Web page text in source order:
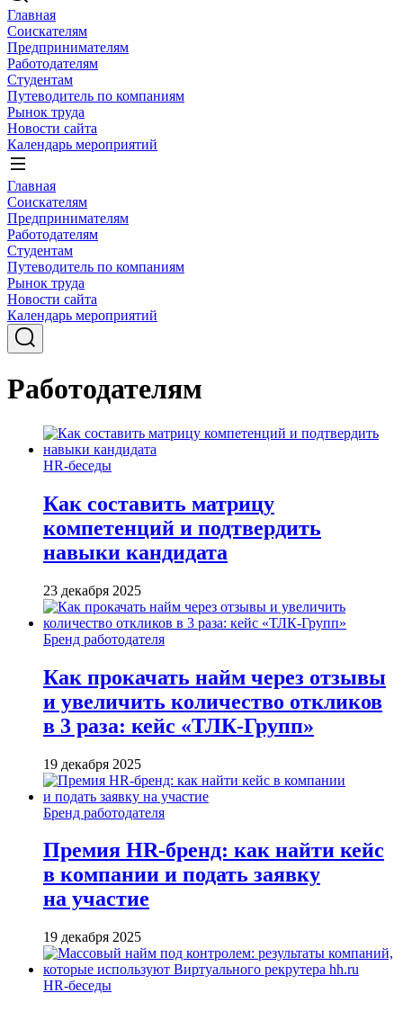
Главная
Соискателям
Предпринимателям
Работодателям
Студентам
Путеводитель по компаниям
Рынок труда
Новости сайта
Календарь мероприятий
Главная
Соискателям
Предпринимателям
Работодателям
Студентам
Путеводитель по компаниям
Рынок труда
Новости сайта
Календарь мероприятий
Работодателям
HR-беседы
Как составить матрицу
компетенций и подтвердить
навыки кандидата
23 декабря 2025
Бренд работодателя
Как прокачать найм через отзывы
и увеличить количество откликов
в 3 раза: кейс «ТЛК-Групп»
19 декабря 2025
Бренд работодателя
Премия HR-бренд: как найти кейс
в компании и подать заявку
на участие
19 декабря 2025
HR-беседы